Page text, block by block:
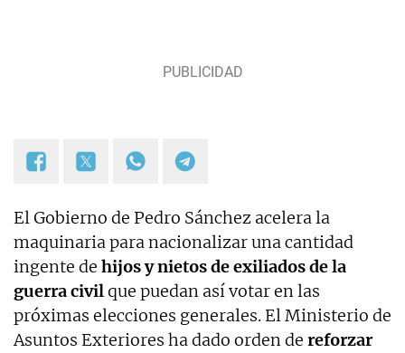
El Gobierno de Pedro Sánchez acelera la
maquinaria para nacionalizar una cantidad
ingente de hijos y nietos de exiliados de la
guerra civilque puedan así votar en las
próximas elecciones generales. El Ministerio de
Asuntos Exteriores ha dado orden de reforzar